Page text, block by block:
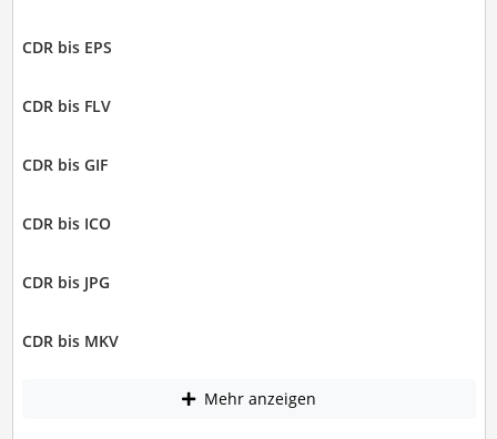
CDR bis EPS
CDR bis FLV
CDR bis GIF
CDR bis ICO
CDR bis JPG
CDR bis MKV
Mehr anzeigen